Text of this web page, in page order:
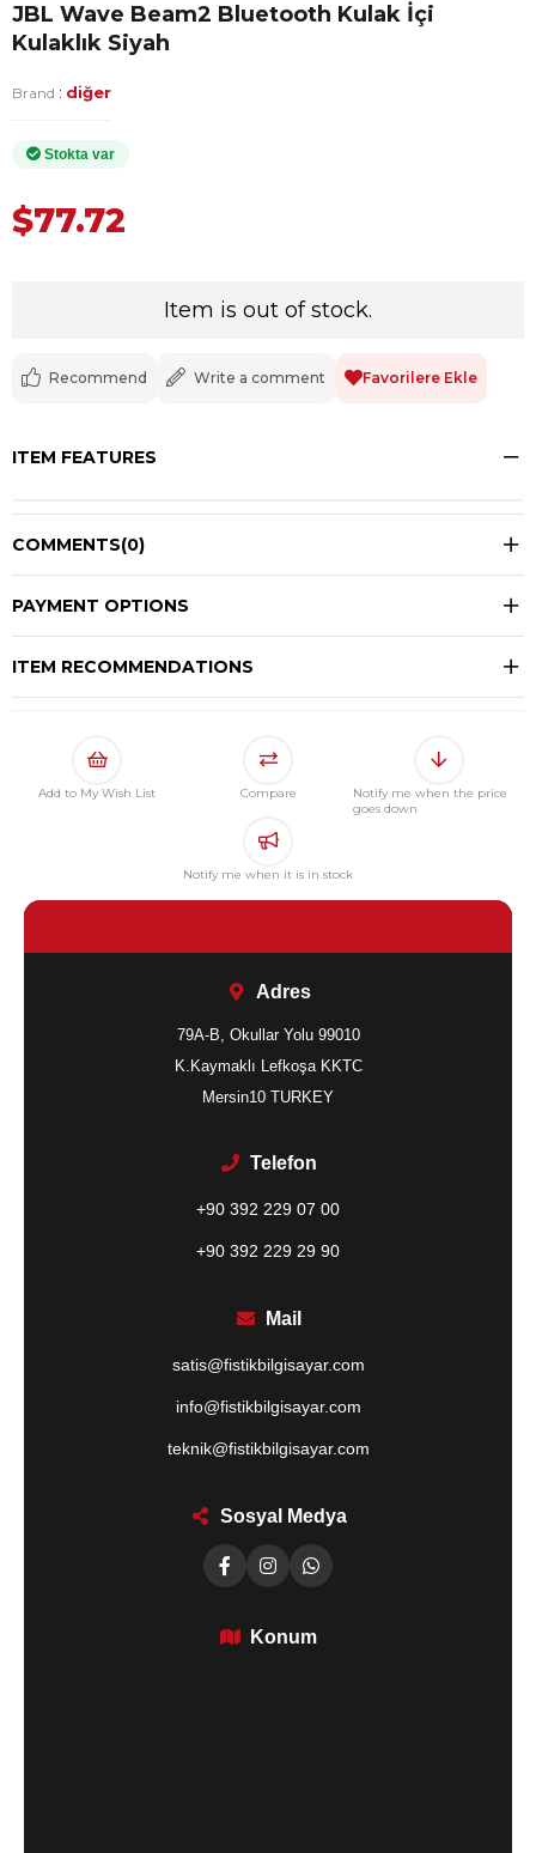
JBL Wave Beam2 Bluetooth Kulak İçi
Kulaklık Siyah
Brand : diğer
$77.72
Item is out of stock.
Recommend Write a comment Favorilere Ekle
ITEM FEATURES
COMMENTS(0)
PAYMENT OPTIONS
ITEM RECOMMENDATIONS
Add to My Wish List Compare
Notify me when the price
goes down
Notify me when it is in stock
Adres
79A-B, Okullar Yolu 99010
K.Kaymaklı Lefkoşa KKTC
Mersin10 TURKEY
Telefon
+90 392 229 07 00
+90 392 229 29 90
Mail
satis@fistikbilgisayar.com
info@fistikbilgisayar.com
teknik@fistikbilgisayar.com
Sosyal Medya
Konum